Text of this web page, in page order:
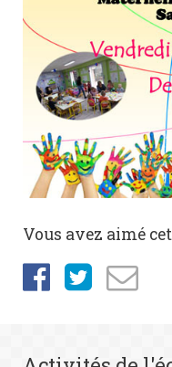
Vous avez aimé